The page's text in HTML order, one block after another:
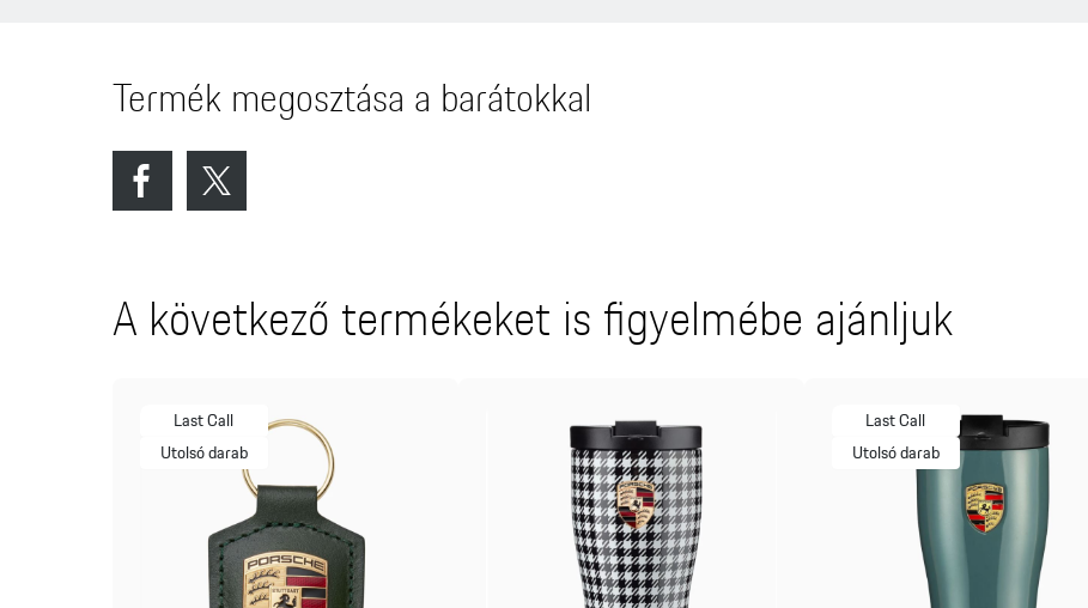
Termék megosztása a barátokkal
A következő termékeket is figyelmébe ajánljuk
Last Call
Utolsó darab
Last Call
Utolsó darab